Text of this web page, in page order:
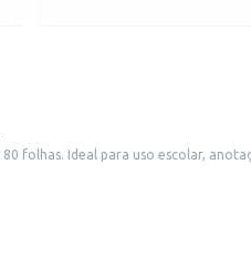
folhas. Ideal para uso escolar,